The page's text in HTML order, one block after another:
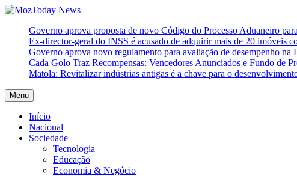
Skip
content
MozToday News
Onde a gente lê.
Governo aprova proposta de novo Código do Processo Aduaneiro
Ex-director-geral do INSS é acusado de adquirir mais de 20 imóveis
Governo aprova novo regulamento para avaliação de desempenho na
Cada Golo Traz Recompensas: Vencedores Anunciados e Fundo de
Matola: Revitalizar indústrias antigas é a chave para o
Menu
Início
Nacional
Sociedade
Tecnologia
Educação
Economia & Negócio